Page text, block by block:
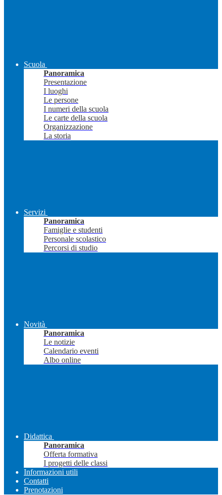
Scuola
Panoramica
Presentazione
I luoghi
Le persone
I numeri della scuola
Le carte della scuola
Organizzazione
La storia
Servizi
Panoramica
Famiglie e studenti
Personale scolastico
Percorsi di studio
Novità
Panoramica
Le notizie
Calendario eventi
Albo online
Didattica
Panoramica
Offerta formativa
I progetti delle classi
Informazioni utili
Contatti
Prenotazioni